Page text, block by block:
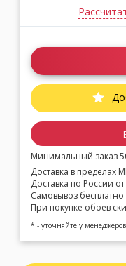
Минимальный заказ
Доставка в пределах
Доставка по России
Самовывоз бесплатно
При покупке обоев
* - уточняйте у менеджеров